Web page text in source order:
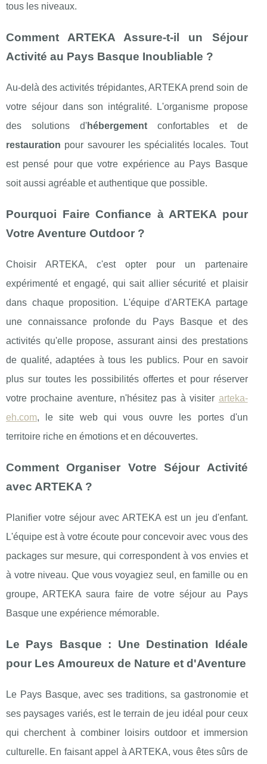
tous les niveaux.
Comment ARTEKA Assure-t-il un Séjour
Activité au Pays Basque Inoubliable ?
Au-delà des activités trépidantes, ARTEKA prend soin de
votre séjour dans son intégralité. L'organisme propose
des solutions d'hébergementconfortables et de
restauration pour savourer les spécialités locales. Tout
est pensé pour que votre expérience au Pays Basque
soit aussi agréable et authentique que possible.
Pourquoi Faire Confiance à ARTEKA pour
Votre Aventure Outdoor ?
Choisir ARTEKA, c'est opter pour un partenaire
expérimenté et engagé, qui sait allier sécurité et plaisir
dans chaque proposition. L'équipe d'ARTEKA partage
une connaissance profonde du Pays Basque et des
activités qu'elle propose, assurant ainsi des prestations
de qualité, adaptées à tous les publics. Pour en savoir
plus sur toutes les possibilités offertes et pour réserver
votre prochaine aventure, n'hésitez pas à visiter arteka-
eh.com, le site web qui vous ouvre les portes d'un
territoire riche en émotions et en découvertes.
Comment Organiser Votre Séjour Activité
avec ARTEKA ?
Planifier votre séjour avec ARTEKA est un jeu d'enfant.
L'équipe est à votre écoute pour concevoir avec vous des
packages sur mesure, qui correspondent à vos envies et
à votre niveau. Que vous voyagiez seul, en famille ou en
groupe, ARTEKA saura faire de votre séjour au Pays
Basque une expérience mémorable.
Le Pays Basque : Une Destination Idéale
pour Les Amoureux de Nature et d'Aventure
Le Pays Basque, avec ses traditions, sa gastronomie et
ses paysages variés, est le terrain de jeu idéal pour ceux
qui cherchent à combiner loisirs outdoor et immersion
culturelle. En faisant appel à ARTEKA, vous êtes sûrs de